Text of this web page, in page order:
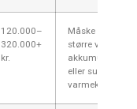
120.000–
320.000+
kr.
Måske behov for
større
eller supplerende
varmekilde.